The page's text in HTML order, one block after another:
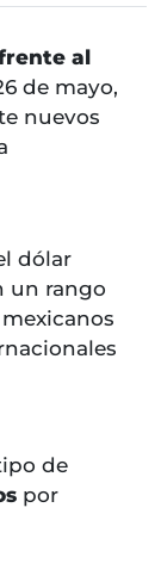
al
de mayo,
nuevos
dólar
un rango
mexicanos
de
por